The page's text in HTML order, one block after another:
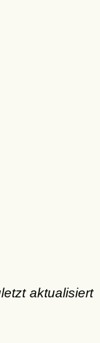
aktualisiert